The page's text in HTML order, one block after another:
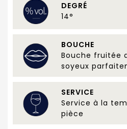
DEGRÉ
14°
BOUCHE
Bouche fruitée
soyeux
SERVICE
Service à la
pièce